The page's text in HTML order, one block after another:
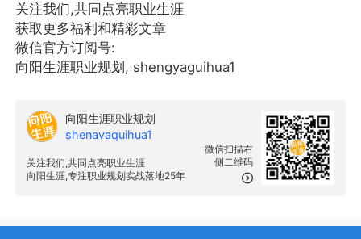
关注我们,共同点亮职业生涯
获取更多福利和精彩文章
微信官方订阅号:
向阳生涯职业规划, shengyaguihua1
微信扫描右
侧二维码
向阳生涯职业规划
shenavaquihua1
关注我们,共同点亮职业生涯
向阳生涯,专注职业规划实战落地25年